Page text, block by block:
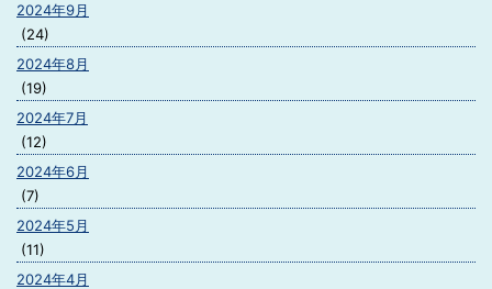
2024年9月
(24)
2024年8月
(19)
2024年7月
(12)
2024年6月
(7)
2024年5月
(11)
2024年4月